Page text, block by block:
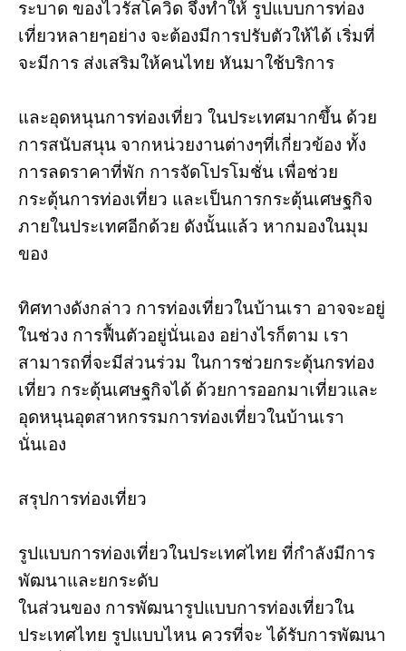
ระบาด ของไวรัสโควิด จึงทำให้ รูปแบบการท่อง
เที่ยวหลายๆอย่าง จะต้องมีการปรับตัวให้ได้ เริ่มที่
จะมีการ ส่งเสริมให้คนไทย หันมาใช้บริการ
และอุดหนุนการท่องเที่ยว ในประเทศมากขึ้น ด้วย
การสนับสนุน จากหน่วยงานต่างๆที่เกี่ยวข้อง ทั้ง
การลดราคาที่พัก การจัดโปรโมชั่น เพื่อช่วย
กระตุ้นการท่องเที่ยว และเป็นการกระตุ้นเศษฐกิจ
ภายในประเทศอีกด้วย ดังนั้นแล้ว หากมองในมุม
ของ
ทิศทางดังกล่าว การท่องเที่ยวในบ้านเรา อาจจะอยู่
ในช่วง การฟื้นตัวอยู่นั่นเอง อย่างไรก็ตาม เรา
สามารถที่จะมีส่วนร่วม ในการช่วยกระตุ้นกรท่อง
เที่ยว กระตุ้นเศษฐกิจได้ ด้วยการออกมาเที่ยวและ
อุดหนุนอุตสาหกรรมการท่องเที่ยวในบ้านเรา
นั่นเอง
สรุปการท่องเที่ยว
รูปแบบการท่องเที่ยวในประเทศไทย ที่กำลังมีการ
พัฒนาและยกระดับ
ในส่วนของ การพัฒนารูปแบบการท่องเที่ยวใน
ประเทศไทย รูปแบบไหน ควรที่จะ ได้รับการพัฒนา